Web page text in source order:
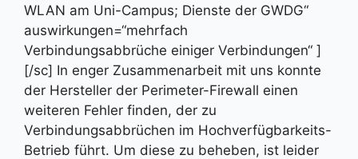
WLAN am Uni-Campus; Dienste der GWDG“
auswirkungen=“mehrfach
Verbindungsabbrüche einiger Verbindungen“ ]
[/sc] In enger Zusammenarbeit mit uns konnte
der Hersteller der Perimeter-Firewall einen
weiteren Fehler finden, der zu
Verbindungsabbrüchen im Hochverfügbarkeits-
Betrieb führt. Um diese zu beheben, ist leider